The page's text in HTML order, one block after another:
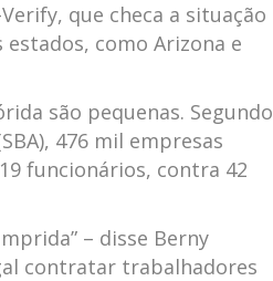
que checa a situação
como Arizona e
são pequenas. Segundo
476 mil empresas
funcionários, contra 42
– disse Berny
contratar trabalhadores